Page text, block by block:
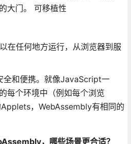
大门。 可移植性
在任何地方运行，从浏览器到服
全和便携。就像JavaScript一
每个环境中（例如每个浏览
，WebAssembly有相同的
，哪些场景更合适？